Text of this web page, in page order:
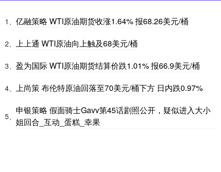
1、 亿融策略 WTI原油期货收涨1.64% 报68.26美元/桶
2、 上上通 WTI原油向上触及68美元/桶
3、 盈为国际 WTI原油期货结算价跌1.01% 报66.9美元/桶
4、 上尚策 布伦特原油回落至70美元/桶下方 日内跌0.97%
5、
申银策略 假面骑士Gavv第45话剧照公开，疑似进入大小
姐回合_互动_蛋糕_幸果